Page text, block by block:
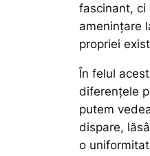
fascinant, ci
ameninţare
propriei
În felul
diferenţele
putem
dispare,
o